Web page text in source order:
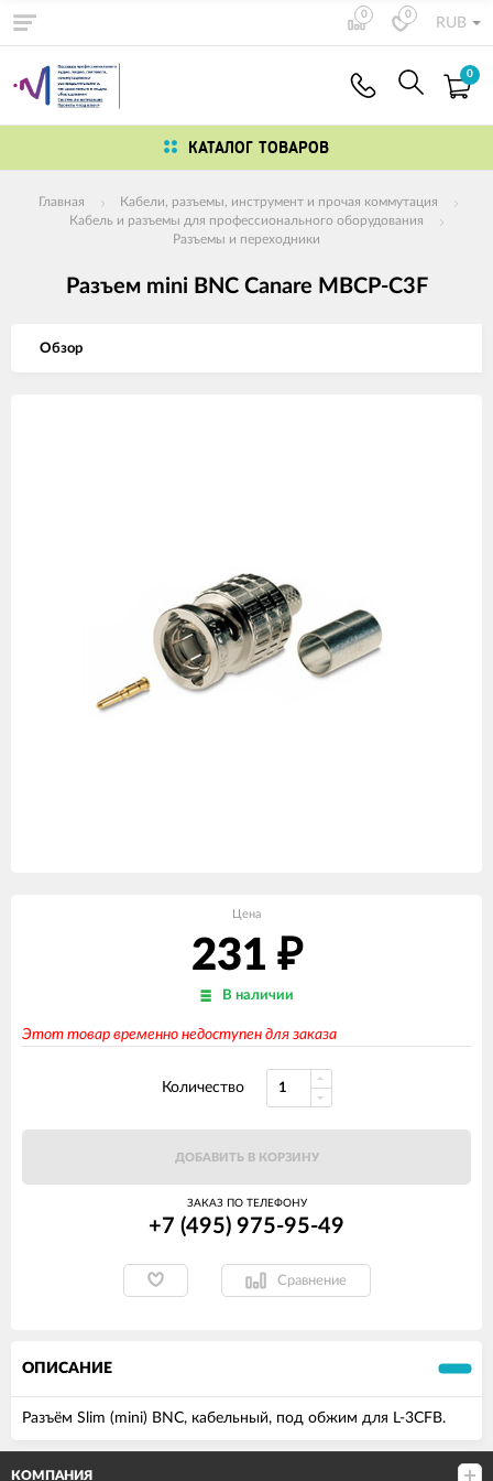
0 0
RUB
0
КАТАЛОГ ТОВАРОВ
Главная
Кабели, разъемы, инструмент и прочая коммутация
Кабель и разъемы для профессионального оборудования
Разъемы и переходники
Разъем mini BNC Canare MBCP-C3F
Обзор
Цена
231 ₽
В наличии
Этот товар временно недоступен для заказа
Количество
ДОБАВИТЬ В КОРЗИНУ
ЗАКАЗ ПО ТЕЛЕФОНУ
+7 (495) 975-95-49
Сравнение
ОПИСАНИЕ
Разъём Slim (mini) BNC, кабельный, под обжим для L-3CFB.
КОМПАНИЯ